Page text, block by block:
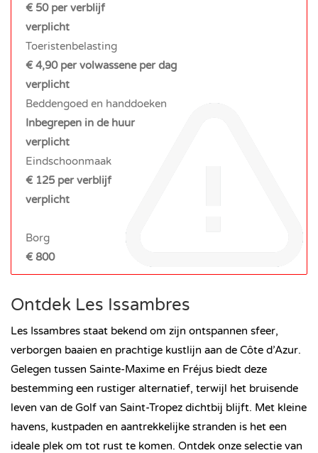
€ 50 per verblijf
verplicht
Toeristenbelasting
€ 4,90 per volwassene per dag
verplicht
Beddengoed en handdoeken
Inbegrepen in de huur
verplicht
Eindschoonmaak
€ 125 per verblijf
verplicht
Borg
€ 800
Ontdek Les Issambres
Les Issambres staat bekend om zijn ontspannen sfeer,
verborgen baaien en prachtige kustlijn aan de Côte d’Azur.
Gelegen tussen Sainte-Maxime en Fréjus biedt deze
bestemming een rustiger alternatief, terwijl het bruisende
leven van de Golf van Saint-Tropez dichtbij blijft. Met kleine
havens, kustpaden en aantrekkelijke stranden is het een
ideale plek om tot rust te komen. Ontdek onze selectie van